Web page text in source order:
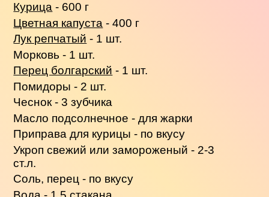
Курица - 600 г
Цветная капуста - 400 г
Лук репчатый - 1 шт.
Морковь - 1 шт.
Перец болгарский - 1 шт.
Помидоры - 2 шт.
Чеснок - 3 зубчика
Масло подсолнечное - для жарки
Приправа для курицы - по вкусу
Укроп свежий или замороженый - 2-3
ст.л.
Соль, перец - по вкусу